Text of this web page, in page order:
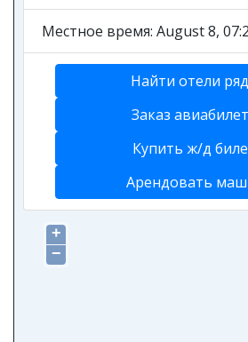
Местное время: August 8,
Найти отели
Заказ
Купить ж/д
Арендовать
+
−